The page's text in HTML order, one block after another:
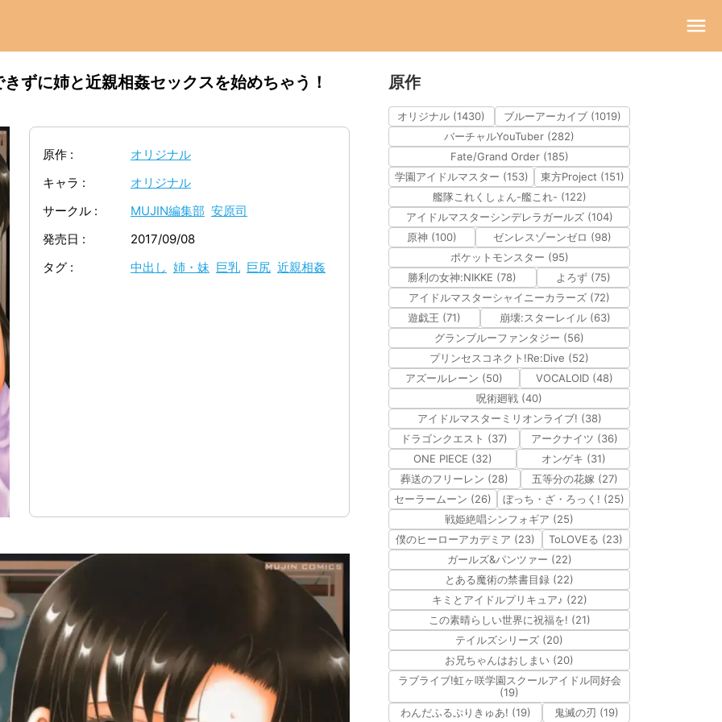
ずに姉と近親相姦セックスを始めちゃう！
原作
オリジナル
キャラ
オリジナル
サークル
MUJIN編集部 安原司
発売日
2017/09/08
タグ
中出し 姉・妹 巨乳 巨尻 近親相姦
原作
オリジナル (1430)
ブルーアーカイブ (1019)
バーチャルYouTuber (282)
Fate/Grand Order (185)
学園アイドルマスター (153)
東方Project (151)
艦隊これくしょん-艦これ- (122)
アイドルマスターシンデレラガールズ (104)
原神 (100)
ゼンレスゾーンゼロ (98)
ポケットモンスター (95)
勝利の女神:NIKKE (78)
よろず (75)
アイドルマスターシャイニーカラーズ (72)
遊戯王 (71)
崩壊:スターレイル (63)
グランブルーファンタジー (56)
プリンセスコネクト!Re:Dive (52)
アズールレーン (50)
VOCALOID (48)
呪術廻戦 (40)
アイドルマスターミリオンライブ! (38)
ドラゴンクエスト (37)
アークナイツ (36)
ONE PIECE (32)
オンゲキ (31)
葬送のフリーレン (28)
五等分の花嫁 (27)
セーラームーン (26)
ぼっち・ざ・ろっく! (25)
戦姫絶唱シンフォギア (25)
僕のヒーローアカデミア (23)
ToLOVEる (23)
ガールズ&パンツァー (22)
とある魔術の禁書目録 (22)
キミとアイドルプリキュア♪ (22)
この素晴らしい世界に祝福を! (21)
テイルズシリーズ (20)
お兄ちゃんはおしまい (20)
ラブライブ!虹ヶ咲学園スクールアイドル同好会
(19)
わんだふるぷりきゅあ! (19)
鬼滅の刃 (19)